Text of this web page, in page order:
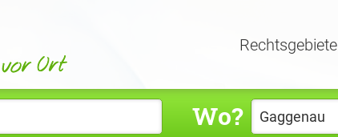
Rechtsgebiete
Wo?